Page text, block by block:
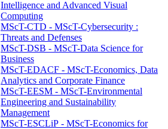
Intelligence and Advanced Visual
Computing
MScT-CTD - MScT-Cybersecurity :
Threats and Defenses
MScT-DSB - MScT-Data Science for
Business
MScT-EDACF - MScT-Economics, Data
Analytics and Corporate Finance
MScT-EESM - MScT-Environmental
Engineering and Sustainability
Management
MScT-ESCLiP - MScT-Economics for